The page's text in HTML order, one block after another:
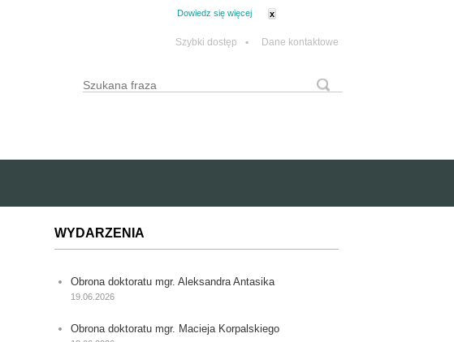
Dowiedz się więcej x
Szybki dostęp • Dane kontaktowe
Formularz wyszukiwania
Wyszukaj
WYDARZENIA
Obrona doktoratu mgr. Aleksandra Antasika
19.06.2026
Obrona doktoratu mgr. Macieja Korpalskiego